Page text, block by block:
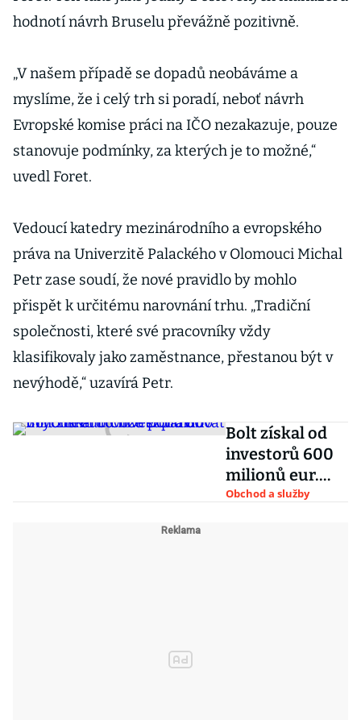
hodnotí návrh Bruselu převážně pozitivně.
„V našem případě se dopadů neobáváme a
myslíme, že i celý trh si poradí, neboť návrh
Evropské komise práci na IČO nezakazuje, pouze
stanovuje podmínky, za kterých je to možné,“
uvedl Foret.
Vedoucí katedry mezinárodního a evropského
práva na Univerzitě Palackého v Olomouci Michal
Petr zase soudí, že nové pravidlo by mohlo
přispět k určitému narovnání trhu. „Tradiční
společnosti, které své pracovníky vždy
klasifikovaly jako zaměstnance, přestanou být v
nevýhodě,“ uzavírá Petr.
Bolt získal od
investorů 600
milionů eur.
Chce
Obchod a služby